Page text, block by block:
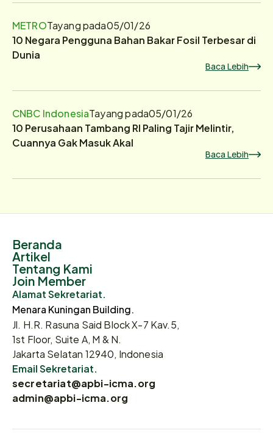
METROTayang pada05/01/26
10 Negara Pengguna Bahan Bakar Fosil Terbesar di
Dunia
Baca Lebih
CNBC IndonesiaTayang pada05/01/26
10 Perusahaan Tambang RI Paling Tajir Melintir,
Cuannya Gak Masuk Akal
Baca Lebih
Beranda
Artikel
Tentang Kami
Join Member
Alamat Sekretariat.
Menara Kuningan Building.
Jl. H.R. Rasuna Said Block X-7 Kav.5,
1st Floor, Suite A, M & N.
Jakarta Selatan 12940, Indonesia
Email Sekretariat.
secretariat@apbi-icma.org
admin@apbi-icma.org